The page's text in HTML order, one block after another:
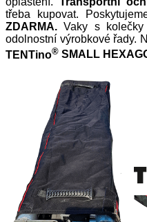
třeba kupovat.
ZDARMA. Vaky s
odolnostní výrobkové řady.
TENTino® SMALL